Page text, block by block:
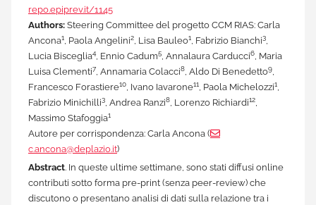
repo.epiprev.it/1145
Authors: Steering Committee del progetto CCM RIAS: Carla
Ancona1 , Paola Angelini2 , Lisa Bauleo1 , Fabrizio Bianchi3
Lucia Bisceglia4 , Ennio Cadum5 , Annalaura Carducci6
, Maria
Luisa Clementi7 , Annamaria Colacci8 , Aldo Di Benedetto9
Francesco Forastiere10 , Ivano Iavarone11 , Paola Michelozzi1
Fabrizio Minichilli3 , Andrea Ranzi8 , Lorenzo Richiardi12
Massimo Stafoggia1
Autore per corrispondenza: Carla Ancona (
c.ancona@deplazio.it)
Abstract. In queste ultime settimane, sono stati diffusi online
contributi sotto forma pre-print (senza peer-review) che
discutono o presentano analisi di dati sulla relazione tra i